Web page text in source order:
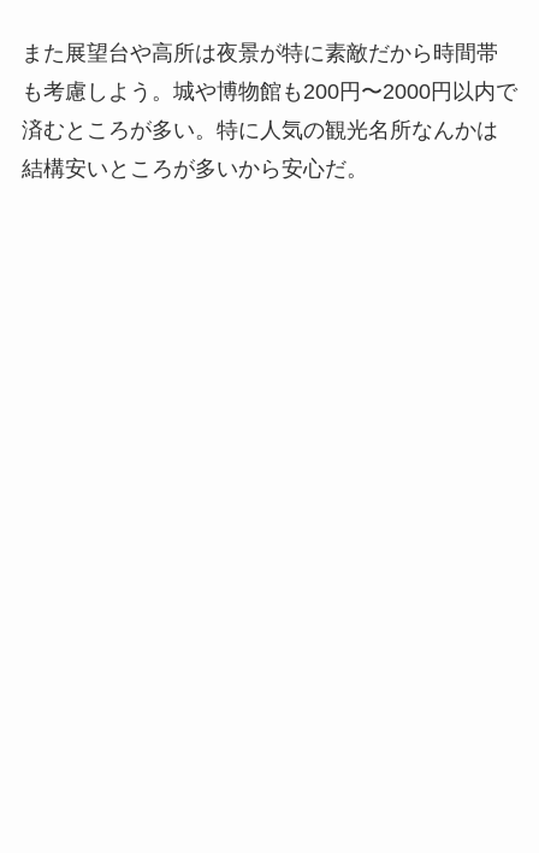
また展望台や高所は夜景が特に素敵だから時間帯
も考慮しよう。城や博物館も200円〜2000円以内で
済むところが多い。特に人気の観光名所なんかは
結構安いところが多いから安心だ。